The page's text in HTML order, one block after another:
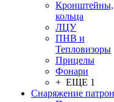
Кронштейны,
кольца
ЛЦУ
ПНВ и
Тепловизоры
Прицелы
Фонари
+ ЕЩЕ 1
Снаряжение